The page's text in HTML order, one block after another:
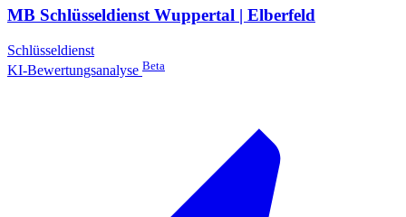
MB Schlüsseldienst Wuppertal | Elberfeld
Schlüsseldienst
KI-Bewertungsanalyse Beta